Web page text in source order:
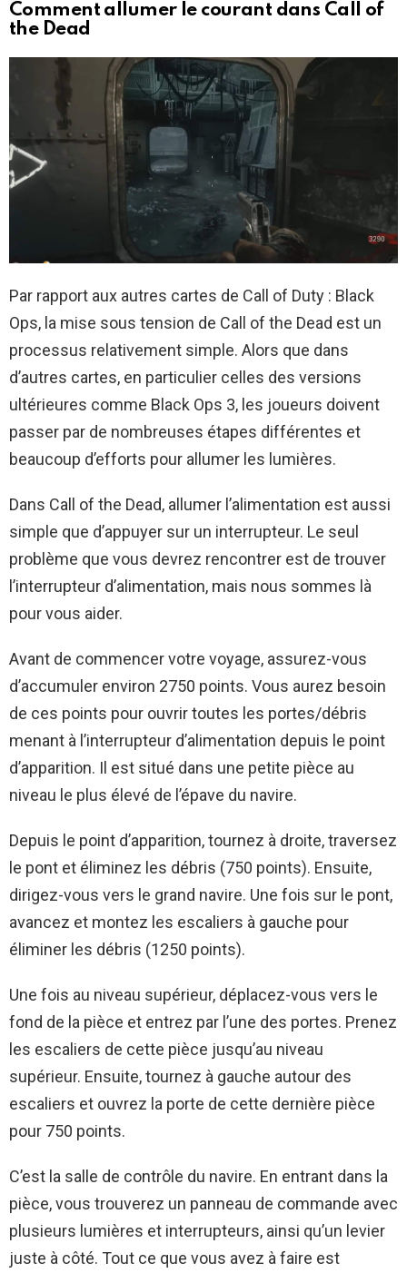
Comment allumer le courant dans Call of
the Dead
Par rapport aux autres cartes de Call of Duty : Black
Ops, la mise sous tension de Call of the Dead est un
processus relativement simple. Alors que dans
d’autres cartes, en particulier celles des versions
ultérieures comme Black Ops 3, les joueurs doivent
passer par de nombreuses étapes différentes et
beaucoup d’efforts pour allumer les lumières.
Dans Call of the Dead, allumer l’alimentation est aussi
simple que d’appuyer sur un interrupteur. Le seul
problème que vous devrez rencontrer est de trouver
l’interrupteur d’alimentation, mais nous sommes là
pour vous aider.
Avant de commencer votre voyage, assurez-vous
d’accumuler environ 2750 points. Vous aurez besoin
de ces points pour ouvrir toutes les portes/débris
menant à l’interrupteur d’alimentation depuis le point
d’apparition. Il est situé dans une petite pièce au
niveau le plus élevé de l’épave du navire.
Depuis le point d’apparition, tournez à droite, traversez
le pont et éliminez les débris (750 points). Ensuite,
dirigez-vous vers le grand navire. Une fois sur le pont,
avancez et montez les escaliers à gauche pour
éliminer les débris (1250 points).
Une fois au niveau supérieur, déplacez-vous vers le
fond de la pièce et entrez par l’une des portes. Prenez
les escaliers de cette pièce jusqu’au niveau
supérieur. Ensuite, tournez à gauche autour des
escaliers et ouvrez la porte de cette dernière pièce
pour 750 points.
C’est la salle de contrôle du navire. En entrant dans la
pièce, vous trouverez un panneau de commande avec
plusieurs lumières et interrupteurs, ainsi qu’un levier
juste à côté. Tout ce que vous avez à faire est